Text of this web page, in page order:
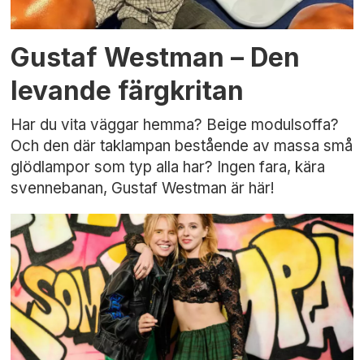
Gustaf Westman – Den
levande färgkritan
Har du vita väggar hemma? Beige modulsoffa?
Och den där taklampan bestående av massa små
glödlampor som typ alla har? Ingen fara, kära
svennebanan, Gustaf Westman är här!